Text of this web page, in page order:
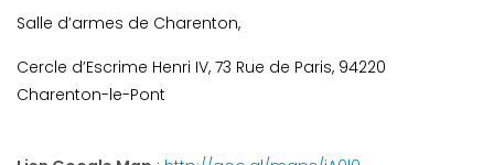
Salle d’armes de Charenton,
Cercle d’Escrime Henri IV, 73 Rue de Paris, 94220
Charenton-le-Pont